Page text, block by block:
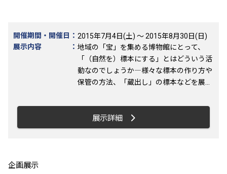
開催期間・開催日 ： 2015年7月4日(土) ～ 2015年8月30日(日)
展示内容
： 地域の「宝」を集める博物館にとって、
「（自然を）標本にする」とはどういう活
動なのでしょうか―様々な標本の作り方や
保管の方法、「蔵出し」の標本などを展示
ること、そして標本を将来にわたって遺す
こと、それぞれの実例と大切さを分かりや
すく紹介します。上の写真はマアジの透明
展示詳細
企画展示